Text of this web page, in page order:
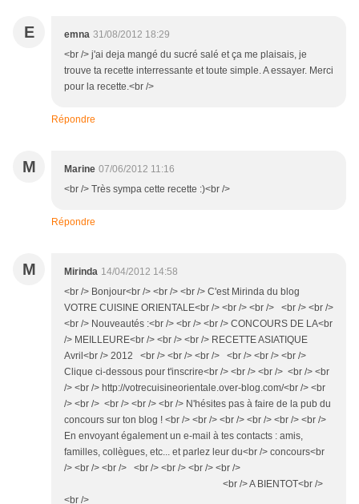
E emna 31/08/2012 18:29
<br /> j'ai deja mangé du sucré salé et ça me plaisais, je
trouve ta recette interressante et toute simple. A essayer. Merci
pour la recette.<br />
Répondre
M Marine 07/06/2012 11:16
<br /> Très sympa cette recette :)<br />
Répondre
M Mirinda 14/04/2012 14:58
<br /> Bonjour<br /> <br /> <br /> C'est Mirinda du blog
VOTRE CUISINE ORIENTALE<br /> <br /> <br /> <br /> <br />
<br /> Nouveautés :<br /> <br /> <br /> CONCOURS DE LA<br
/> MEILLEURE<br /> <br /> <br /> RECETTE ASIATIQUE
Avril<br /> 2012 <br /> <br /> <br /> <br /> <br /> <br />
Clique ci-dessous pour t'inscrire<br /> <br /> <br /> <br /> <br
/> <br /> http://votrecuisineorientale.over-blog.com/<br /> <br
/> <br /> <br /> <br /> <br /> N'hésites pas à faire de la pub du
concours sur ton blog ! <br /> <br /> <br /> <br /> <br /> <br />
En envoyant également un e-mail à tes contacts : amis,
familles, collègues, etc... et parlez leur du<br /> concours<br
/> <br /> <br /> <br /> <br /> <br /> <br />
<br /> A BIENTOT<br />
<br />